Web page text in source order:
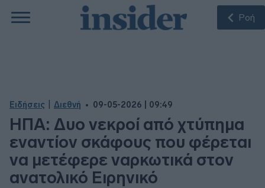
Ροή
Ειδήσεις Διεθνή 09-05-2026 | 09:49
ΗΠΑ: Δυο νεκροί από χτύπημα
εναντίον σκάφους που φέρεται
να μετέφερε ναρκωτικά στον
ανατολικό Ειρηνικό